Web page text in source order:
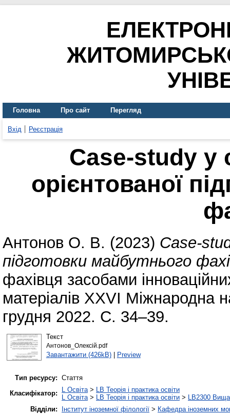
Головна Про сайт Перегляд
Вхід Реєстрація
Case-study у
орієнтованої
Антонов О. В. (2023) Case-
підготовки майбутнього
фахівця засобами
матеріалів XXVІ Міжнародна
грудня 2022. С. 34–39.
Текст
Антонов_Олексій.pdf
Завантажити (426kB)| Preview
Тип ресурсу: Стаття
Класифікатор:
L Освіта> LB Теорія і практика освіти
L Освіта> LB Теорія і практика освіти > LB2300 Вища
Відділи:
Інститут іноземної філології > Кафедра іноземних